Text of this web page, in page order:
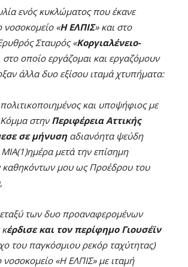
ενός κυκλώματος που έκανε
νοσοκομείο «Η ΕΛΠΙΣ» και στο
Σταυρός «Κοργιαλένειο-
στο οποίο εργάζομαι και εργαζόμουν
άλλα δυο εξίσου ιταμά χτυπήματα:
και υποψήφιος με
στηνΠεριφέρεια Αττικής
σε μήνυσηαδιανόητα ψεύδη
μετά την επίσημη
μου ως Προέδρου του
των δυο προαναφερομένων
έρδισε και τον περίφημο Γιουσέϊν
του παγκόσμιου ρεκόρ ταχύτητας)
νοσοκομείο «Η ΕΛΠΙΣ» με ιταμή